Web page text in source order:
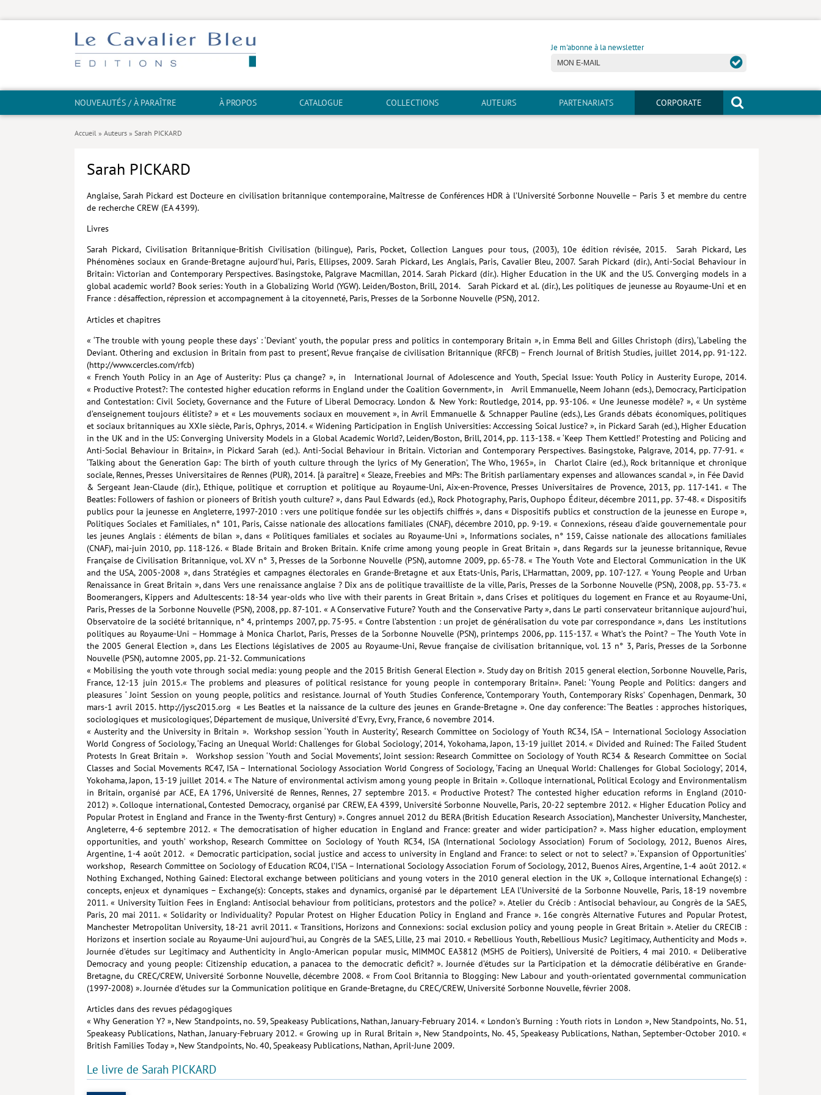
Je m'abonne à la newsletter
NOUVEAUTÉS / À PARAÎTRE À PROPOS CATALOGUE COLLECTIONS AUTEURS PARTENARIATS CORPORATE
Accueil » Auteurs » Sarah PICKARD
Sarah PICKARD
Anglaise, Sarah Pickard est Docteure en civilisation britannique contemporaine, Maîtresse de Conférences HDR à l’Université Sorbonne Nouvelle – Paris 3 et membre du centre
de recherche CREW (EA 4399).
Livres
Sarah Pickard, Civilisation Britannique-British Civilisation (bilingue), Paris, Pocket, Collection Langues pour tous, (2003), 10e édition révisée, 2015. Sarah Pickard, Les
Phénomènes sociaux en Grande-Bretagne aujourd’hui, Paris, Ellipses, 2009. Sarah Pickard, Les Anglais, Paris, Cavalier Bleu, 2007. Sarah Pickard (dir.), Anti-Social Behaviour in
Britain: Victorian and Contemporary Perspectives. Basingstoke, Palgrave Macmillan, 2014. Sarah Pickard (dir.). Higher Education in the UK and the US. Converging models in a
global academic world? Book series: Youth in a Globalizing World (YGW). Leiden/Boston, Brill, 2014. Sarah Pickard et al. (dir.), Les politiques de jeunesse au Royaume-Uni et en
France : désaffection, répression et accompagnement à la citoyenneté, Paris, Presses de la Sorbonne Nouvelle (PSN), 2012.
Articles et chapitres
« ‘The trouble with young people these days’ : ‘Deviant’ youth, the popular press and politics in contemporary Britain », in Emma Bell and Gilles Christoph (dirs), ‘Labeling the
Deviant. Othering and exclusion in Britain from past to present’, Revue française de civilisation Britannique (RFCB) – French Journal of British Studies, juillet 2014, pp. 91-122.
(http://www.cercles.com/rfcb)
« French Youth Policy in an Age of Austerity: Plus ça change? », in International Journal of Adolescence and Youth, Special Issue: Youth Policy in Austerity Europe, 2014.
« Productive Protest?: The contested higher education reforms in England under the Coalition Government», in Avril Emmanuelle, Neem Johann (eds.), Democracy, Participation
and Contestation: Civil Society, Governance and the Future of Liberal Democracy. London & New York: Routledge, 2014, pp. 93-106. « Une Jeunesse modèle? », « Un système
d’enseignement toujours élitiste? » et « Les mouvements sociaux en mouvement », in Avril Emmanuelle & Schnapper Pauline (eds.), Les Grands débats économiques, politiques
et sociaux britanniques au XXIe siècle, Paris, Ophrys, 2014. « Widening Participation in English Universities: Acccessing Soical Justice? », in Pickard Sarah (ed.), Higher Education
in the UK and in the US: Converging University Models in a Global Academic World?, Leiden/Boston, Brill, 2014, pp. 113-138. « ‘Keep Them Kettled!’ Protesting and Policing and
Anti-Social Behaviour in Britain», in Pickard Sarah (ed.). Anti-Social Behaviour in Britain. Victorian and Contemporary Perspectives. Basingstoke, Palgrave, 2014, pp. 77-91. «
‘Talking about the Generation Gap: The birth of youth culture through the lyrics of My Generation’, The Who, 1965», in Charlot Claire (ed.), Rock britannique et chronique
sociale, Rennes, Presses Universitaires de Rennes (PUR), 2014. [à paraître] « Sleaze, Freebies and MPs: The British parliamentary expenses and allowances scandal », in Fée David
& Sergeant Jean-Claude (dir.), Ethique, politique et corruption et politique au Royaume-Uni, Aix-en-Provence, Presses Universitaires de Provence, 2013, pp. 117-141. « The
Beatles: Followers of fashion or pioneers of British youth culture? », dans Paul Edwards (ed.), Rock Photography, Paris, Ouphopo Éditeur, décembre 2011, pp. 37-48. « Dispositifs
publics pour la jeunesse en Angleterre, 1997-2010 : vers une politique fondée sur les objectifs chiffrés », dans « Dispositifs publics et construction de la jeunesse en Europe »,
Politiques Sociales et Familiales, n° 101, Paris, Caisse nationale des allocations familiales (CNAF), décembre 2010, pp. 9-19. « Connexions, réseau d’aide gouvernementale pour
les jeunes Anglais : éléments de bilan », dans « Politiques familiales et sociales au Royaume-Uni », Informations sociales, n° 159, Caisse nationale des allocations familiales
(CNAF), mai-juin 2010, pp. 118-126. « Blade Britain and Broken Britain. Knife crime among young people in Great Britain », dans Regards sur la jeunesse britannique, Revue
Française de Civilisation Britannique, vol. XV n° 3, Presses de la Sorbonne Nouvelle (PSN), automne 2009, pp. 65-78. « The Youth Vote and Electoral Communication in the UK
and the USA, 2005-2008 », dans Stratégies et campagnes électorales en Grande-Bretagne et aux Etats-Unis, Paris, L’Harmattan, 2009, pp. 107-127. « Young People and Urban
Renaissance in Great Britain », dans Vers une renaissance anglaise ? Dix ans de politique travailliste de la ville, Paris, Presses de la Sorbonne Nouvelle (PSN), 2008, pp. 53-73. «
Boomerangers, Kippers and Adultescents: 18-34 year-olds who live with their parents in Great Britain », dans Crises et politiques du logement en France et au Royaume-Uni,
Paris, Presses de la Sorbonne Nouvelle (PSN), 2008, pp. 87-101. « A Conservative Future? Youth and the Conservative Party », dans Le parti conservateur britannique aujourd’hui,
Observatoire de la société britannique, n° 4, printemps 2007, pp. 75-95. « Contre l’abstention : un projet de généralisation du vote par correspondance », dans Les institutions
politiques au Royaume-Uni – Hommage à Monica Charlot, Paris, Presses de la Sorbonne Nouvelle (PSN), printemps 2006, pp. 115-137. « What’s the Point? – The Youth Vote in
the 2005 General Election », dans Les Elections législatives de 2005 au Royaume-Uni, Revue française de civilisation britannique, vol. 13 n° 3, Paris, Presses de la Sorbonne
Nouvelle (PSN), automne 2005, pp. 21-32. Communications
« Mobilising the youth vote through social media: young people and the 2015 British General Election ». Study day on British 2015 general election, Sorbonne Nouvelle, Paris,
France, 12-13 juin 2015.« The problems and pleasures of political resistance for young people in contemporary Britain». Panel: ‘Young People and Politics: dangers and
pleasures ‘ Joint Session on young people, politics and resistance. Journal of Youth Studies Conference, ‘Contemporary Youth, Contemporary Risks’ Copenhagen, Denmark, 30
mars-1 avril 2015. http://jysc2015.org « Les Beatles et la naissance de la culture des jeunes en Grande-Bretagne ». One day conference: ‘The Beatles : approches historiques,
sociologiques et musicologiques’, Département de musique, Université d’Evry, Evry, France, 6 novembre 2014.
« Austerity and the University in Britain ». Workshop session ‘Youth in Austerity’, Research Committee on Sociology of Youth RC34, ISA – International Sociology Association
World Congress of Sociology, ‘Facing an Unequal World: Challenges for Global Sociology’, 2014, Yokohama, Japon, 13-19 juillet 2014. « Divided and Ruined: The Failed Student
Protests In Great Britain ». Workshop session ‘Youth and Social Movements’, Joint session: Research Committee on Sociology of Youth RC34 & Research Committee on Social
Classes and Social Movements RC47, ISA – International Sociology Association World Congress of Sociology, ‘Facing an Unequal World: Challenges for Global Sociology’, 2014,
Yokohama, Japon, 13-19 juillet 2014. « The Nature of environmental activism among young people in Britain ». Colloque international, Political Ecology and Environmentalism
in Britain, organisé par ACE, EA 1796, Université de Rennes, Rennes, 27 septembre 2013. « Productive Protest? The contested higher education reforms in England (2010-
2012) ». Colloque international, Contested Democracy, organisé par CREW, EA 4399, Université Sorbonne Nouvelle, Paris, 20-22 septembre 2012. « Higher Education Policy and
Popular Protest in England and France in the Twenty-first Century) ». Congres annuel 2012 du BERA (British Education Research Association), Manchester University, Manchester,
Angleterre, 4-6 septembre 2012. « The democratisation of higher education in England and France: greater and wider participation? ». Mass higher education, employment
opportunities, and youth’ workshop, Research Committee on Sociology of Youth RC34, ISA (International Sociology Association) Forum of Sociology, 2012, Buenos Aires,
Argentine, 1-4 août 2012. « Democratic participation, social justice and access to university in England and France: to select or not to select? ». ‘Expansion of Opportunities’
workshop, Research Committee on Sociology of Education RC04, l’ISA – International Sociology Association Forum of Sociology, 2012, Buenos Aires, Argentine, 1-4 août 2012. «
Nothing Exchanged, Nothing Gained: Electoral exchange between politicians and young voters in the 2010 general election in the UK », Colloque international Echange(s) :
concepts, enjeux et dynamiques – Exchange(s): Concepts, stakes and dynamics, organisé par le département LEA l’Université de la Sorbonne Nouvelle, Paris, 18-19 novembre
2011. « University Tuition Fees in England: Antisocial behaviour from politicians, protestors and the police? ». Atelier du Crécib : Antisocial behaviour, au Congrès de la SAES,
Paris, 20 mai 2011. « Solidarity or Individuality? Popular Protest on Higher Education Policy in England and France ». 16e congrès Alternative Futures and Popular Protest,
Manchester Metropolitan University, 18-21 avril 2011. « Transitions, Horizons and Connexions: social exclusion policy and young people in Great Britain ». Atelier du CRECIB :
Horizons et insertion sociale au Royaume-Uni aujourd’hui, au Congrès de la SAES, Lille, 23 mai 2010. « Rebellious Youth, Rebellious Music? Legitimacy, Authenticity and Mods ».
Journée d’études sur Legitimacy and Authenticity in Anglo-American popular music, MIMMOC EA3812 (MSHS de Poitiers), Université de Poitiers, 4 mai 2010. « Deliberative
Democracy and young people: Citizenship education, a panacea to the democratic deficit? ». Journée d’études sur la Participation et la démocratie délibérative en Grande-
Bretagne, du CREC/CREW, Université Sorbonne Nouvelle, décembre 2008. « From Cool Britannia to Blogging: New Labour and youth-orientated governmental communication
(1997-2008) ». Journée d’études sur la Communication politique en Grande-Bretagne, du CREC/CREW, Université Sorbonne Nouvelle, février 2008.
Articles dans des revues pédagogiques
« Why Generation Y? », New Standpoints, no. 59, Speakeasy Publications, Nathan, January-February 2014. « London’s Burning : Youth riots in London », New Standpoints, No. 51,
Speakeasy Publications, Nathan, January-February 2012. « Growing up in Rural Britain », New Standpoints, No. 45, Speakeasy Publications, Nathan, September-October 2010. «
British Families Today », New Standpoints, No. 40, Speakeasy Publications, Nathan, April-June 2009.
Le livre de Sarah PICKARD